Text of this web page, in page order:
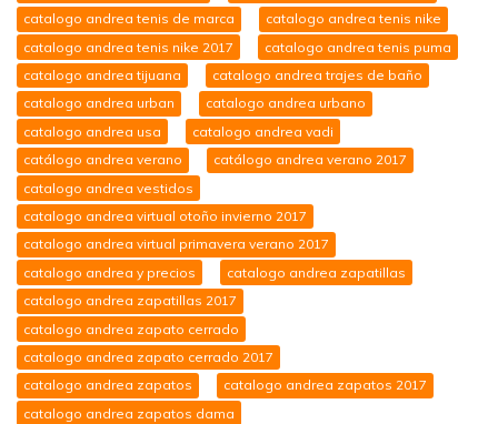
catalogo andrea tenis de marca
catalogo andrea tenis nike
catalogo andrea tenis nike 2017
catalogo andrea tenis puma
catalogo andrea tijuana
catalogo andrea trajes de baño
catalogo andrea urban
catalogo andrea urbano
catalogo andrea usa
catalogo andrea vadi
catálogo andrea verano
catálogo andrea verano 2017
catalogo andrea vestidos
catalogo andrea virtual otoño invierno 2017
catalogo andrea virtual primavera verano 2017
catalogo andrea y precios
catalogo andrea zapatillas
catalogo andrea zapatillas 2017
catalogo andrea zapato cerrado
catalogo andrea zapato cerrado 2017
catalogo andrea zapatos
catalogo andrea zapatos 2017
catalogo andrea zapatos dama